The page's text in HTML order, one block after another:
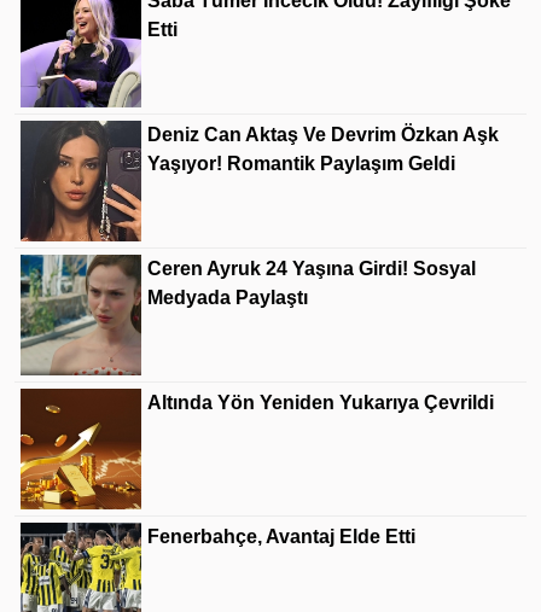
Etti
Deniz Can Aktaş Ve Devrim Özkan Aşk
Yaşıyor! Romantik Paylaşım Geldi
Ceren Ayruk 24 Yaşına Girdi! Sosyal
Medyada Paylaştı
Altında Yön Yeniden Yukarıya Çevrildi
Fenerbahçe, Avantaj Elde Etti